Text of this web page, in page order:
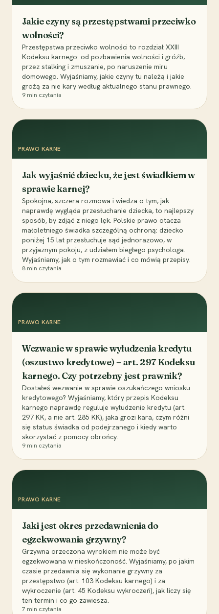
Jakie czyny są przestępstwami przeciwko
wolności?
Przestępstwa przeciwko wolności to rozdział XXIII
Kodeksu karnego: od pozbawienia wolności i gróźb,
przez stalking i zmuszanie, po naruszenie miru
domowego. Wyjaśniamy, jakie czyny tu należą i jakie
grożą za nie kary według aktualnego stanu prawnego.
9 min czytania
PRAWO KARNE
Jak wyjaśnić dziecku, że jest świadkiem w
sprawie karnej?
Spokojna, szczera rozmowa i wiedza o tym, jak
naprawdę wygląda przesłuchanie dziecka, to najlepszy
sposób, by zdjąć z niego lęk. Polskie prawo otacza
małoletniego świadka szczególną ochroną: dziecko
poniżej 15 lat przesłuchuje sąd jednorazowo, w
przyjaznym pokoju, z udziałem biegłego psychologa.
Wyjaśniamy, jak o tym rozmawiać i co mówią przepisy.
8 min czytania
PRAWO KARNE
Wezwanie w sprawie wyłudzenia kredytu
(oszustwo kredytowe) – art. 297 Kodeksu
karnego. Czy potrzebny jest prawnik?
Dostałeś wezwanie w sprawie oszukańczego wniosku
kredytowego? Wyjaśniamy, który przepis Kodeksu
karnego naprawdę reguluje wyłudzenie kredytu (art.
297 KK, a nie art. 285 KK), jaka grozi kara, czym różni
się status świadka od podejrzanego i kiedy warto
skorzystać z pomocy obrońcy.
9 min czytania
PRAWO KARNE
Jaki jest okres przedawnienia do
egzekwowania grzywny?
Grzywna orzeczona wyrokiem nie może być
egzekwowana w nieskończoność. Wyjaśniamy, po jakim
czasie przedawnia się wykonanie grzywny za
przestępstwo (art. 103 Kodeksu karnego) i za
wykroczenie (art. 45 Kodeksu wykroczeń), jak liczy się
ten termin i co go zawiesza.
7 min czytania